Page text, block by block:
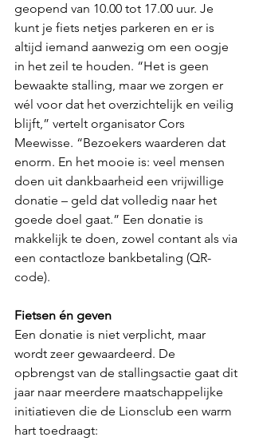
geopend van 10.00 tot 17.00 uur. Je
kunt je fiets netjes parkeren en er is
altijd iemand aanwezig om een oogje
in het zeil te houden. “Het is geen
bewaakte stalling, maar we zorgen er
wél voor dat het overzichtelijk en veilig
blijft,” vertelt organisator Cors
Meewisse. “Bezoekers waarderen dat
enorm. En het mooie is: veel mensen
doen uit dankbaarheid een vrijwillige
donatie – geld dat volledig naar het
goede doel gaat.” Een donatie is
makkelijk te doen, zowel contant als via
een contactloze bankbetaling (QR-
code).
Fietsen én geven
Een donatie is niet verplicht, maar
wordt zeer gewaardeerd. De
opbrengst van de stallingsactie gaat dit
jaar naar meerdere maatschappelijke
initiatieven die de Lionsclub een warm
hart toedraagt: